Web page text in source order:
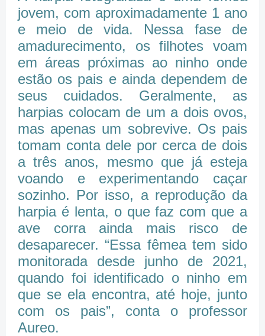
jovem, com aproximadamente 1 ano
e meio de vida. Nessa fase de
amadurecimento, os filhotes voam
em áreas próximas ao ninho onde
estão os pais e ainda dependem de
seus cuidados. Geralmente, as
harpias colocam de um a dois ovos,
mas apenas um sobrevive. Os pais
tomam conta dele por cerca de dois
a três anos, mesmo que já esteja
voando e experimentando caçar
sozinho. Por isso, a reprodução da
harpia é lenta, o que faz com que a
ave corra ainda mais risco de
desaparecer. “Essa fêmea tem sido
monitorada desde junho de 2021,
quando foi identificado o ninho em
que se ela encontra, até hoje, junto
com os pais”, conta o professor
Aureo.